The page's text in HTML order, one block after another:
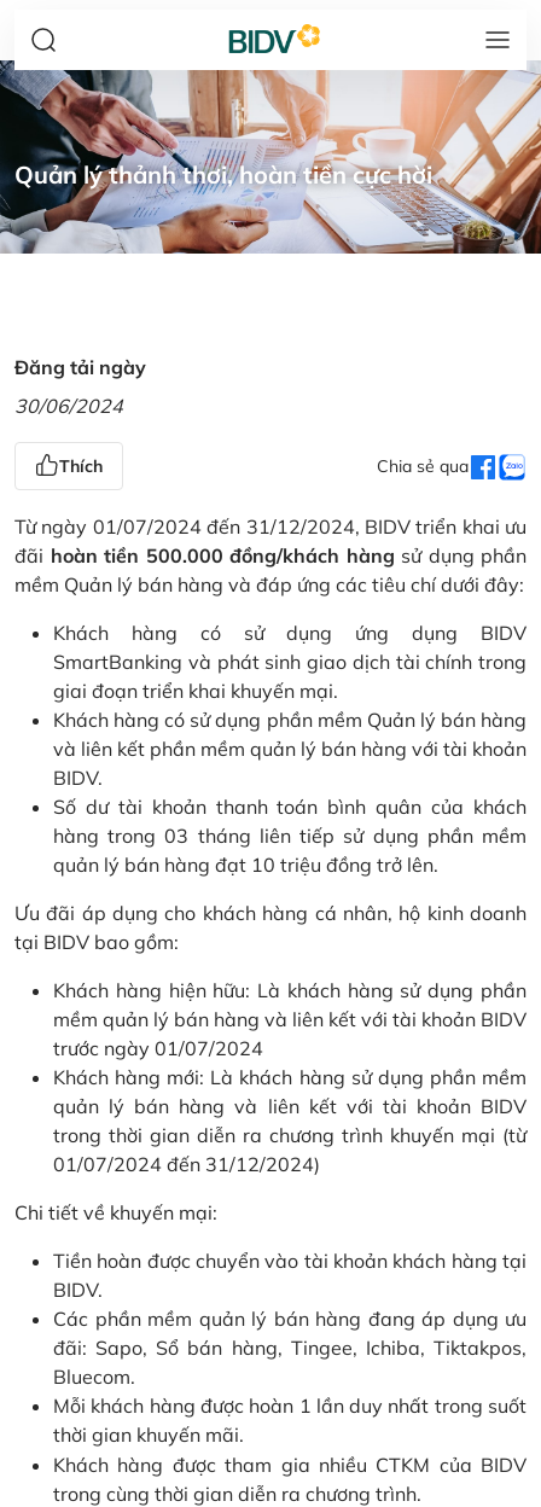
Quản lý thảnh thơi, hoàn tiền cực hời
Đăng tải ngày
30/06/2024
Thích Chia sẻ qua
Từ ngày 01/07/2024 đến 31/12/2024, BIDV triển khai ưu
đãi hoàn tiền 500.000 đồng/khách hàng sử dụng phần
mềm Quản lý bán hàng và đáp ứng các tiêu chí dưới đây:
Khách hàng có sử dụng ứng dụng BIDV
SmartBanking và phát sinh giao dịch tài chính trong
giai đoạn triển khai khuyến mại.
Khách hàng có sử dụng phần mềm Quản lý bán hàng
và liên kết phần mềm quản lý bán hàng với tài khoản
BIDV.
Số dư tài khoản thanh toán bình quân của khách
hàng trong 03 tháng liên tiếp sử dụng phần mềm
quản lý bán hàng đạt 10 triệu đồng trở lên.
Ưu đãi áp dụng cho khách hàng cá nhân, hộ kinh doanh
tại BIDV bao gồm:
Khách hàng hiện hữu: Là khách hàng sử dụng phần
mềm quản lý bán hàng và liên kết với tài khoản BIDV
trước ngày 01/07/2024
Khách hàng mới: Là khách hàng sử dụng phần mềm
quản lý bán hàng và liên kết với tài khoản BIDV
trong thời gian diễn ra chương trình khuyến mại (từ
01/07/2024 đến 31/12/2024)
Chi tiết về khuyến mại:
Tiền hoàn được chuyển vào tài khoản khách hàng tại
BIDV.
Các phần mềm quản lý bán hàng đang áp dụng ưu
đãi: Sapo, Sổ bán hàng, Tingee, Ichiba, Tiktakpos,
Bluecom.
Mỗi khách hàng được hoàn 1 lần duy nhất trong suốt
thời gian khuyến mãi.
Khách hàng được tham gia nhiều CTKM của BIDV
trong cùng thời gian diễn ra chương trình.